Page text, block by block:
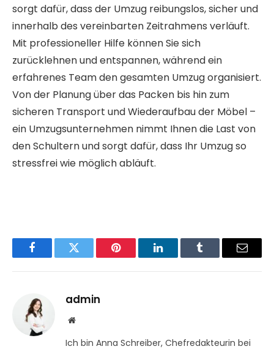
sorgt dafür, dass der Umzug reibungslos, sicher und
innerhalb des vereinbarten Zeitrahmens verläuft.
Mit professioneller Hilfe können Sie sich
zurücklehnen und entspannen, während ein
erfahrenes Team den gesamten Umzug organisiert.
Von der Planung über das Packen bis hin zum
sicheren Transport und Wiederaufbau der Möbel –
ein Umzugsunternehmen nimmt Ihnen die Last von
den Schultern und sorgt dafür, dass Ihr Umzug so
stressfrei wie möglich abläuft.
FacebookTwitter Pinterest LinkedInTumblr Email
admin
Website
Ich bin Anna Schreiber, Chefredakteurin bei